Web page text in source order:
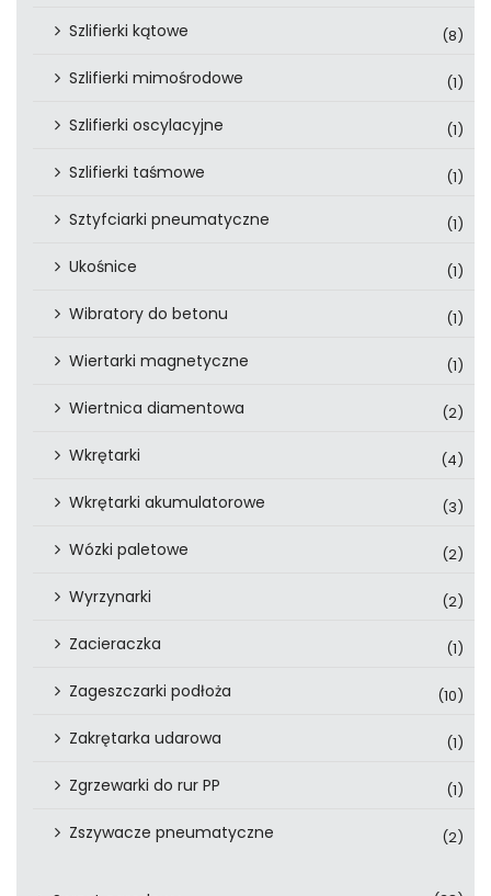
Szlifierki kątowe (8)
Szlifierki mimośrodowe (1)
Szlifierki oscylacyjne (1)
Szlifierki taśmowe (1)
Sztyfciarki pneumatyczne (1)
Ukośnice (1)
Wibratory do betonu (1)
Wiertarki magnetyczne (1)
Wiertnica diamentowa (2)
Wkrętarki (4)
Wkrętarki akumulatorowe (3)
Wózki paletowe (2)
Wyrzynarki (2)
Zacieraczka (1)
Zageszczarki podłoża (10)
Zakrętarka udarowa (1)
Zgrzewarki do rur PP (1)
Zszywacze pneumatyczne (2)